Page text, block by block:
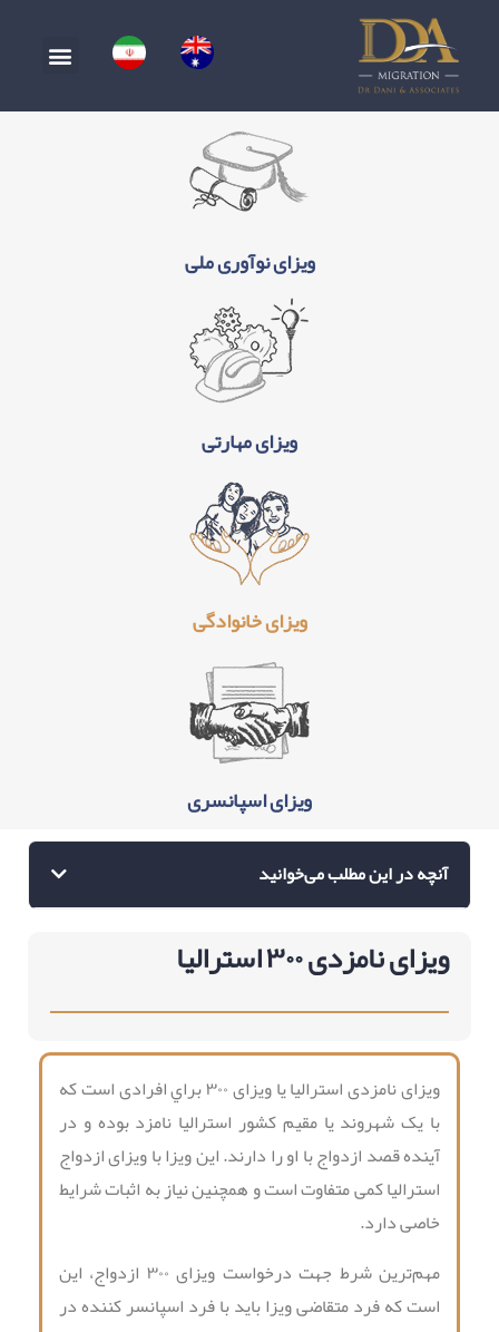
ویزای نوآوری ملی
ویزای مهارتی
ویزای خانوادگی
ویزای اسپانسری
آنچه در این مطلب می‌خوانید
ویزای نامزدی ۳۰۰ استرالیا
ویزای نامزدی استرالیا یا ویزای ۳۰۰ براي افرادی است که
با يک شهروند يا مقيم کشور استرالیا نامزد بوده و در
آينده قصد ازدواج با او را دارند. این ویزا با ویزای ازدواج
استرالیا کمی متفاوت است و همچنین نیاز به اثبات شرایط
خاصی دارد.
مهم‌ترین شرط جهت درخواست ویزای ۳۰۰ ازدواج، این
است که فرد متقاضی ویزا باید با فرد اسپانسر کننده در